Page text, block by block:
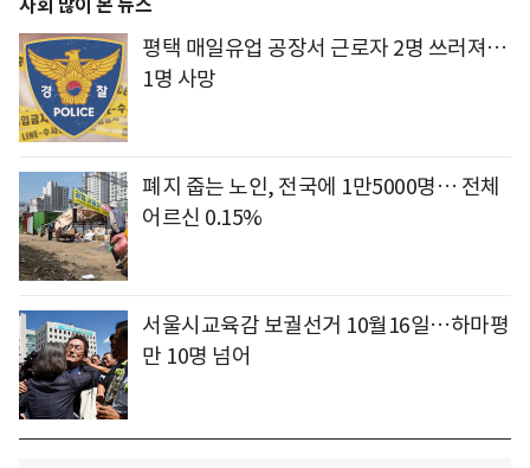
사회 많이 본 뉴스
평택 매일유업 공장서 근로자 2명 쓰러져…
1명 사망
폐지 줍는 노인, 전국에 1만5000명… 전체
어르신 0.15%
서울시교육감 보궐선거 10월16일…하마평
만 10명 넘어